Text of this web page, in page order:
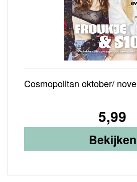
Cosmopolitan oktober/
5,99
Bekijken